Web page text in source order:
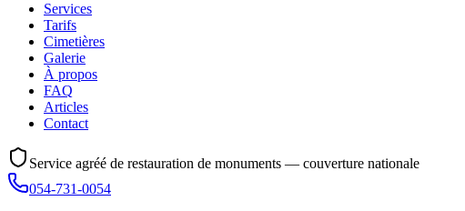
Services
Tarifs
Cimetières
Galerie
À propos
FAQ
Articles
Contact
Service agréé de restauration de monuments — couverture nationale
054-731-0054